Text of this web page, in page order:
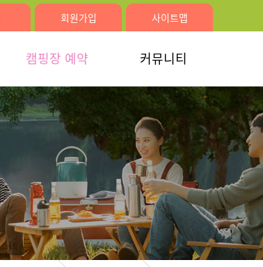
회원가입 사이트맵
캠핑장 예약 커뮤니티